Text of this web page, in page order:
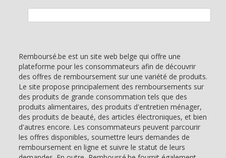
Remboursé.be est un site web belge qui offre une
plateforme pour les consommateurs afin de découvrir
des offres de remboursement sur une variété de produits.
Le site propose principalement des remboursements sur
des produits de grande consommation tels que des
produits alimentaires, des produits d'entretien ménager,
des produits de beauté, des articles électroniques, et bien
d'autres encore. Les consommateurs peuvent parcourir
les offres disponibles, soumettre leurs demandes de
remboursement en ligne et suivre le statut de leurs